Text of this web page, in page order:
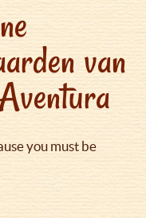
van
you must be